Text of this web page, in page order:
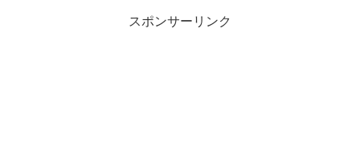
スポンサーリンク